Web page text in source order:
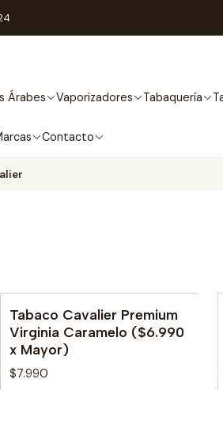
Árabes Vaporizadores Tabaquería
Contacto
No disponible
Tabaco Cavalier Premium
Virginia Caramelo ($6.990
x Mayor)
$7.990